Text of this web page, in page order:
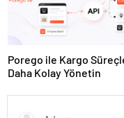
Porego ile Kargo
Daha Kolay Yönetin